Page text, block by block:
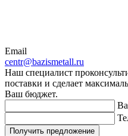
Email
centr@bazismetall.ru
Наш специалист
поставки и сделает
Ваш бюджет.
Получить предложение